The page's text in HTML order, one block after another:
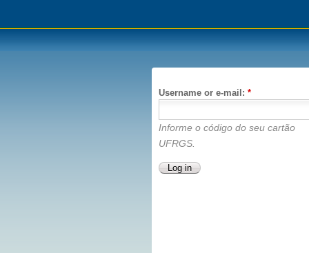
Username or e-mail: *
Informe o código do seu cartão
UFRGS.